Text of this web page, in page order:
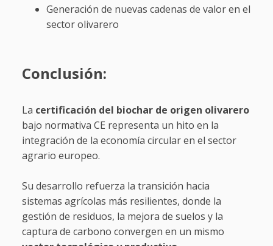
Generación de nuevas cadenas de valor en el
sector olivarero
Conclusión:
La certificación del biochar de origen olivarero
bajo normativa CE representa un hito en la
integración de la economía circular en el sector
agrario europeo.
Su desarrollo refuerza la transición hacia
sistemas agrícolas más resilientes, donde la
gestión de residuos, la mejora de suelos y la
captura de carbono convergen en un mismo